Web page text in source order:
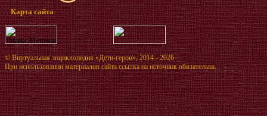
Карта сайта
©Виртуальная энциклопедия «Дети-герои», 2014 - 2026
При использовании материалов сайта ссылка на источник обязательна.